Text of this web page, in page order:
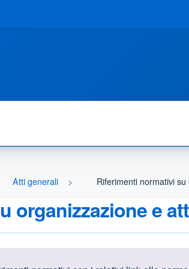
Atti generali Riferimenti normativi
organizzazione e